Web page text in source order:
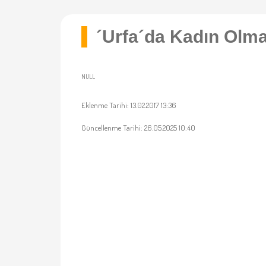
´Urfa´da Kadın
NULL
Eklenme Tarihi: 13.02.2017 13:36
Güncellenme Tarihi: 26.05.2025 10:40